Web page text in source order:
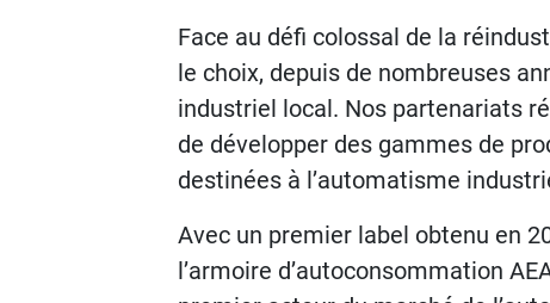
Face au défi colossal de la
le choix, depuis de nombreuses
industriel local. Nos partenariats
de développer des gammes de
destinées à l’automatisme
Avec un premier label obtenu en
l’armoire d’autoconsommation